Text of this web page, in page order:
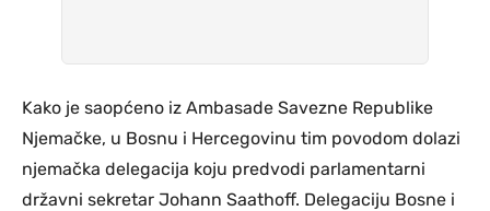
Kako je saopćeno iz Ambasade Savezne Republike
Njemačke, u Bosnu i Hercegovinu tim povodom dolazi
njemačka delegacija koju predvodi parlamentarni
državni sekretar Johann Saathoff. Delegaciju Bosne i